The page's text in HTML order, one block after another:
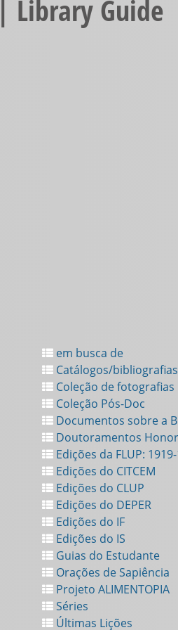
Library Guide
em busca de
Catálogos/bibliografias
Coleção de fotografias
Coleção Pós-Doc
Documentos sobre a
Doutoramentos
Edições da FLUP:
Edições do CITCEM
Edições do CLUP
Edições do DEPER
Edições do IF
Edições do IS
Guias do Estudante
Orações de Sapiência
Projeto ALIMENTOPIA
Séries
Últimas Lições